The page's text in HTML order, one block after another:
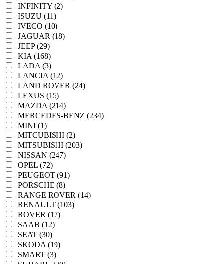
INFINITY (2)
ISUZU (11)
IVECO (10)
JAGUAR (18)
JEEP (29)
KIA (168)
LADA (3)
LANCIA (12)
LAND ROVER (24)
LEXUS (15)
MAZDA (214)
MERCEDES-BENZ (234)
MINI (1)
MITCUBISHI (2)
MITSUBISHI (203)
NISSAN (247)
OPEL (72)
PEUGEOT (91)
PORSCHE (8)
RANGE ROVER (14)
RENAULT (103)
ROVER (17)
SAAB (12)
SEAT (30)
SKODA (19)
SMART (3)